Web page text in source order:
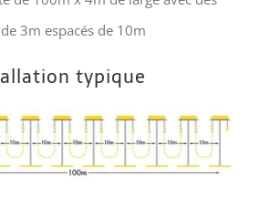
3m espacés de 10m
typique